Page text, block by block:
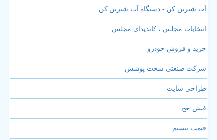
آب شیرین کن - دستگاه آب شیرین کن
انتخابات مجلس ، کاندیدای مجلس
خرید و فروش خودرو
شرکت صنعتی سخت پوشش
طراحی سایت
فیش حج
قیمت بیسیم